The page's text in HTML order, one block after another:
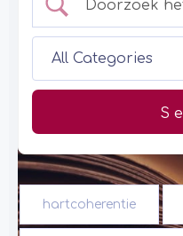
hartcoherentie